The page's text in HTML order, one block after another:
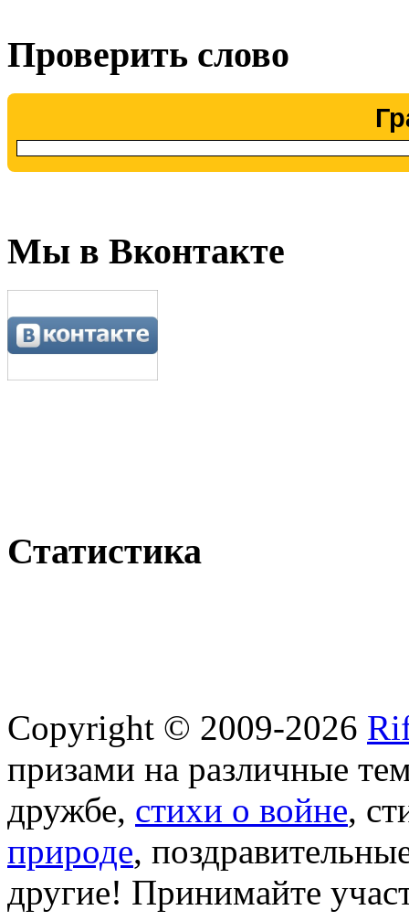
Проверить слово
Мы в Вконтакте
Статистика
Copyright © 2009-2026
призами на различные
дружбе, стихи о войне,
природе,
другие! Принимайте